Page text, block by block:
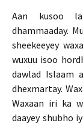
Aan kusoo
dhammaaday.
sheekeeyey
wuxuu isoo
dawlad Islaam
dhexmartay.
Waxaan iri ka
daayey shubho